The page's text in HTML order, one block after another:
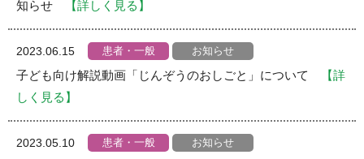
知らせ
【詳しく見る】
2023.06.15 患者・一般 お知らせ
子ども向け解説動画「じんぞうのおしごと」について
【詳
しく見る】
2023.05.10 患者・一般 お知らせ